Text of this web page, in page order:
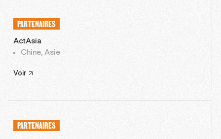
PARTENAIRES
ActAsia
Chine, Asie
Voir
PARTENAIRES